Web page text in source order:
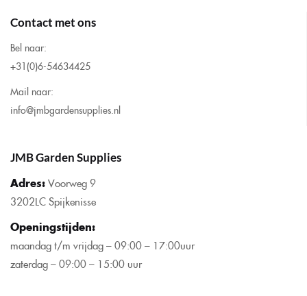
Contact met ons
Bel naar:
+31(0)6-54634425
Mail naar:
info@jmbgardensupplies.nl
JMB Garden Supplies
Adres:Voorweg 9
3202LC Spijkenisse
Openingstijden:
maandag t/m vrijdag – 09:00 – 17:00uur
zaterdag – 09:00 – 15:00 uur